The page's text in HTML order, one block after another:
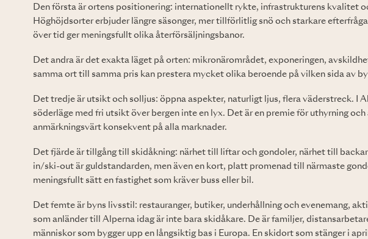
Den första är ortens positionering: internationellt rykte, infrastrukturens kvalitet
Höghöjdsorter erbjuder längre säsonger, mer tillförlitlig snö och starkare
över tid ger meningsfullt olika återförsäljningsbanor.
Det andra är det exakta läget på orten: mikronärområdet, exponeringen,
samma ort till samma pris kan prestera mycket olika beroende på vilken sida av
Det tredje är utsikt och solljus: öppna aspekter, naturligt ljus, flera väderstreck. I
söderläge med fri utsikt över bergen inte en lyx. Det är en premie för uthyrning
anmärkningsvärt konsekvent på alla marknader.
Det fjärde är tillgång till skidåkning: närhet till liftar och gondoler, närhet till
in/ski-out är guldstandarden, men även en kort, platt promenad till närmaste
meningsfullt sätt en fastighet som kräver buss eller bil.
Det femte är byns livsstil: restauranger, butiker, underhållning och evenemang,
som anländer till Alperna idag är inte bara skidåkare. De är familjer,
människor som bygger upp en långsiktig bas i Europa. En skidort som stänger i